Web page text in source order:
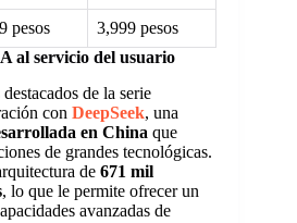
pesos
3,999 pesos
al servicio del usuario
de la serie
con DeepSeek, una
en China que
de grandes tecnológicas.
de 671 mil
, lo que le permite ofrecer un
avanzadas de